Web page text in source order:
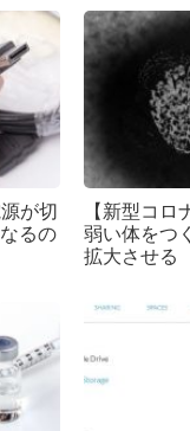
が切
るの
【新型コロ
弱い体をつ
拡大させる